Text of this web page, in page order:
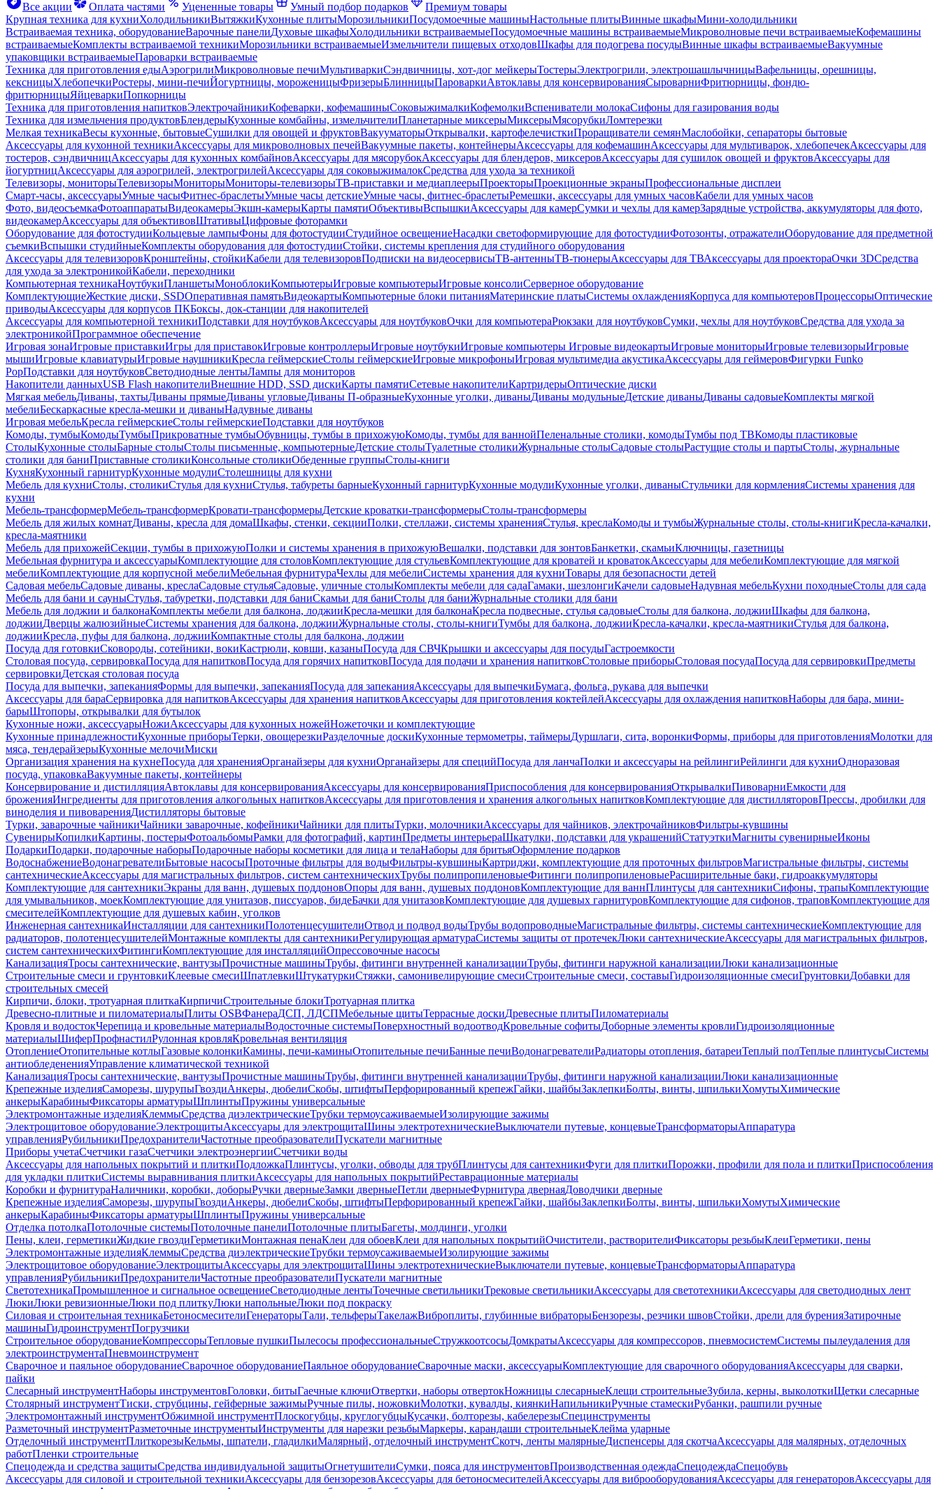
Все акции
Оплата частями Уцененные товары Умный подбор подарков
Премиум товары
Крупная техника для кухниХолодильникиВытяжкиКухонные плитыМорозильникиПосудомоечные машиныНастольные плитыВинные шкафыМини-холодильники
Встраиваемая техника, оборудованиеВарочные панелиДуховые шкафыХолодильники встраиваемыеПосудомоечные машины встраиваемыеМикроволновые печи встраиваемыеКофемашины
встраиваемыеКомплекты встраиваемой техникиМорозильники встраиваемыеИзмельчители пищевых отходовШкафы для подогрева посудыВинные шкафы встраиваемыеВакуумные
упаковщики встраиваемыеПароварки встраиваемые
Техника для приготовления едыАэрогрилиМикроволновые печиМультиваркиСэндвичницы, хот-дог мейкерыТостерыЭлектрогрили, электрошашлычницыВафельницы, орешницы,
кексницыХлебопечкиРостеры, мини-печиЙогуртницы, мороженицыФризерыБлинницыПароваркиАвтоклавы для консервированияСыроварниФритюрницы, фондю-
фритюрницыЯйцеваркиПопкорницы
Техника для приготовления напитковЭлектрочайникиКофеварки, кофемашиныСоковыжималкиКофемолкиВспениватели молокаСифоны для газирования воды
Техника для измельчения продуктовБлендерыКухонные комбайны, измельчителиПланетарные миксерыМиксерыМясорубкиЛомтерезки
Мелкая техникаВесы кухонные, бытовыеСушилки для овощей и фруктовВакууматорыОткрывалки, картофелечисткиПроращиватели семянМаслобойки, сепараторы бытовые
Аксессуары для кухонной техникиАксессуары для микроволновых печейВакуумные пакеты, контейнерыАксессуары для кофемашинАксессуары для мультиварок, хлебопечекАксессуары для
тостеров, сэндвичницАксессуары для кухонных комбайновАксессуары для мясорубокАксессуары для блендеров, миксеровАксессуары для сушилок овощей и фруктовАксессуары для
йогуртницАксессуары для аэрогрилей, электрогрилейАксессуары для соковыжималокСредства для ухода за техникой
Телевизоры, мониторыТелевизорыМониторыМониторы-телевизорыТВ-приставки и медиаплеерыПроекторыПроекционные экраныПрофессиональные дисплеи
Смарт-часы, аксессуарыУмные часыФитнес-браслетыУмные часы детскиеУмные часы, фитнес-браслетыРемешки, аксессуары для умных часовКабели для умных часов
Фото, видеосъемкаФотоаппаратыВидеокамерыЭкшн-камерыКарты памятиОбъективыВспышкиАксессуары для камерСумки и чехлы для камерЗарядные устройства, аккумуляторы для фото,
видеокамерАксессуары для объективовШтативыЦифровые фоторамки
Оборудование для фотостудииКольцевые лампыФоны для фотостудииСтудийное освещениеНасадки светоформирующие для фотостудииФотозонты, отражателиОборудование для предметной
съемкиВспышки студийныеКомплекты оборудования для фотостудииСтойки, системы крепления для студийного оборудования
Аксессуары для телевизоровКронштейны, стойкиКабели для телевизоровПодписки на видеосервисыТВ-антенныТВ-тюнерыАксессуары для ТВАксессуары для проектораОчки 3DСредства
для ухода за электроникойКабели, переходники
Компьютерная техникаНоутбукиПланшетыМоноблокиКомпьютерыИгровые компьютерыИгровые консолиСерверное оборудование
КомплектующиеЖесткие диски, SSDОперативная памятьВидеокартыКомпьютерные блоки питанияМатеринские платыСистемы охлажденияКорпуса для компьютеровПроцессорыОптические
приводыАксессуары для корпусов ПКБоксы, док-станции для накопителей
Аксессуары для компьютерной техникиПодставки для ноутбуковАксессуары для ноутбуковОчки для компьютераРюкзаки для ноутбуковСумки, чехлы для ноутбуковСредства для ухода за
электроникойПрограммное обеспечение
Игровая зонаИгровые приставкиИгры для приставокИгровые контроллерыИгровые ноутбукиИгровые компьютеры Игровые видеокартыИгровые мониторыИгровые телевизорыИгровые
мышиИгровые клавиатурыИгровые наушникиКресла геймерскиеСтолы геймерскиеИгровые микрофоныИгровая мультимедиа акустикаАксессуары для геймеровФигурки Funko
PopПодставки для ноутбуковСветодиодные лентыЛампы для мониторов
Накопители данныхUSB Flash накопителиВнешние HDD, SSD дискиКарты памятиСетевые накопителиКартридерыОптические диски
Мягкая мебельДиваны, тахтыДиваны прямыеДиваны угловыеДиваны П-образныеКухонные уголки, диваныДиваны модульныеДетские диваныДиваны садовыеКомплекты мягкой
мебелиБескаркасные кресла-мешки и диваныНадувные диваны
Игровая мебельКресла геймерскиеСтолы геймерскиеПодставки для ноутбуков
Комоды, тумбыКомодыТумбыПрикроватные тумбыОбувницы, тумбы в прихожуюКомоды, тумбы для ваннойПеленальные столики, комодыТумбы под ТВКомоды пластиковые
СтолыКухонные столыБарные столыСтолы письменные, компьютерныеДетские столыТуалетные столикиЖурнальные столыСадовые столыРастущие столы и партыСтолы, журнальные
столики для баниПриставные столикиКонсольные столикиОбеденные группыСтолы-книги
КухняКухонный гарнитурКухонные модулиСтолешницы для кухни
Мебель для кухниСтолы, столикиСтулья для кухниСтулья, табуреты барныеКухонный гарнитурКухонные модулиКухонные уголки, диваныСтульчики для кормленияСистемы хранения для
кухни
Мебель-трансформерМебель-трансформерКровати-трансформерыДетские кроватки-трансформерыСтолы-трансформеры
Мебель для жилых комнатДиваны, кресла для домаШкафы, стенки, секцииПолки, стеллажи, системы храненияСтулья, креслаКомоды и тумбыЖурнальные столы, столы-книгиКресла-качалки,
кресла-маятники
Мебель для прихожейСекции, тумбы в прихожуюПолки и системы хранения в прихожуюВешалки, подставки для зонтовБанкетки, скамьиКлючницы, газетницы
Мебельная фурнитура и аксессуарыКомплектующие для столовКомплектующие для стульевКомплектующие для кроватей и кроватокАксессуары для мебелиКомплектующие для мягкой
мебелиКомплектующие для корпусной мебелиМебельная фурнитураЧехлы для мебелиСистемы хранения для кухниТовары для безопасности детей
Садовая мебельСадовые диваны, креслаСадовые стульяСадовые, уличные столыКомплекты мебели для садаГамаки, шезлонгиКачели садовыеНадувная мебельКухни походныеСтолы для сада
Мебель для бани и сауныСтулья, табуретки, подставки для баниСкамьи для баниСтолы для баниЖурнальные столики для бани
Мебель для лоджии и балконаКомплекты мебели для балкона, лоджииКресла-мешки для балконаКресла подвесные, стулья садовыеСтолы для балкона, лоджииШкафы для балкона,
лоджииДверцы жалюзийныеСистемы хранения для балкона, лоджииЖурнальные столы, столы-книгиТумбы для балкона, лоджииКресла-качалки, кресла-маятникиСтулья для балкона,
лоджииКресла, пуфы для балкона, лоджииКомпактные столы для балкона, лоджии
Посуда для готовкиСковороды, сотейники, вокиКастрюли, ковши, казаныПосуда для СВЧКрышки и аксессуары для посудыГастроемкости
Столовая посуда, сервировкаПосуда для напитковПосуда для горячих напитковПосуда для подачи и хранения напитковСтоловые приборыСтоловая посудаПосуда для сервировкиПредметы
сервировкиДетская столовая посуда
Посуда для выпечки, запеканияФормы для выпечки, запеканияПосуда для запеканияАксессуары для выпечкиБумага, фольга, рукава для выпечки
Аксессуары для бараСервировка для напитковАксессуары для хранения напитковАксессуары для приготовления коктейлейАксессуары для охлаждения напитковНаборы для бара, мини-
барыШтопоры, открывалки для бутылок
Кухонные ножи, аксессуарыНожиАксессуары для кухонных ножейНожеточки и комплектующие
Кухонные принадлежностиКухонные приборыТерки, овощерезкиРазделочные доскиКухонные термометры, таймерыДуршлаги, сита, воронкиФормы, приборы для приготовленияМолотки для
мяса, тендерайзерыКухонные мелочиМиски
Организация хранения на кухнеПосуда для храненияОрганайзеры для кухниОрганайзеры для специйПосуда для ланчаПолки и аксессуары на рейлингиРейлинги для кухниОдноразовая
посуда, упаковкаВакуумные пакеты, контейнеры
Консервирование и дистилляцияАвтоклавы для консервированияАксессуары для консервированияПриспособления для консервированияОткрывалкиПивоварниЕмкости для
броженияИнгредиенты для приготовления алкогольных напитковАксессуары для приготовления и хранения алкогольных напитковКомплектующие для дистилляторовПрессы, дробилки для
виноделия и пивоваренияДистилляторы бытовые
Турки, заварочные чайникиЧайники заварочные, кофейникиЧайники для плитыТурки, молочникиАксессуары для чайников, электрочайниковФильтры-кувшины
СувенирыКопилкиКартины, постерыФотоальбомыРамки для фотографий, картинПредметы интерьераШкатулки, подставки для украшенийСтатуэткиМагниты сувенирныеИконы
ПодаркиПодарки, подарочные наборыПодарочные наборы косметики для лица и телаНаборы для бритьяОформление подарков
ВодоснабжениеВодонагревателиБытовые насосыПроточные фильтры для водыФильтры-кувшиныКартриджи, комплектующие для проточных фильтровМагистральные фильтры, системы
сантехническиеАксессуары для магистральных фильтров, систем сантехническихТрубы полипропиленовыеФитинги полипропиленовыеРасширительные баки, гидроаккумуляторы
Комплектующие для сантехникиЭкраны для ванн, душевых поддоновОпоры для ванн, душевых поддоновКомплектующие для ваннПлинтусы для сантехникиСифоны, трапыКомплектующие
для умывальников, моекКомплектующие для унитазов, писсуаров, бидеБачки для унитазовКомплектующие для душевых гарнитуровКомплектующие для сифонов, траповКомплектующие для
смесителейКомплектующие для душевых кабин, уголков
Инженерная сантехникаИнсталляции для сантехникиПолотенцесушителиОтвод и подвод водыТрубы водопроводныеМагистральные фильтры, системы сантехническиеКомплектующие для
радиаторов, полотенцесушителейМонтажные комплекты для сантехникиРегулирующая арматураСистемы защиты от протечекЛюки сантехническиеАксессуары для магистральных фильтров,
систем сантехническихФитингиКомплектующие для инсталляцийОпрессовочные насосы
КанализацияТросы сантехнические, вантузыПрочистные машиныТрубы, фитинги внутренней канализацииТрубы, фитинги наружной канализацииЛюки канализационные
Строительные смеси и грунтовкиКлеевые смесиШпатлевкиШтукатуркиСтяжки, самонивелирующие смесиСтроительные смеси, составыГидроизоляционные смесиГрунтовкиДобавки для
строительных смесей
Кирпичи, блоки, тротуарная плиткаКирпичиСтроительные блокиТротуарная плитка
Древесно-плитные и пиломатериалыПлиты OSBФанераДСП, ЛДСПМебельные щитыТеррасные доскиДревесные плитыПиломатериалы
Кровля и водостокЧерепица и кровельные материалыВодосточные системыПоверхностный водоотводКровельные софитыДоборные элементы кровлиГидроизоляционные
материалыШиферПрофнастилРулонная кровляКровельная вентиляция
ОтоплениеОтопительные котлыГазовые колонкиКамины, печи-каминыОтопительные печиБанные печиВодонагревателиРадиаторы отопления, батареиТеплый полТеплые плинтусыСистемы
антиобледененияУправление климатической техникой
КанализацияТросы сантехнические, вантузыПрочистные машиныТрубы, фитинги внутренней канализацииТрубы, фитинги наружной канализацииЛюки канализационные
Крепежные изделияСаморезы, шурупыГвоздиАнкеры, дюбелиСкобы, штифтыПерфорированный крепежГайки, шайбыЗаклепкиБолты, винты, шпилькиХомутыХимические
анкерыКарабиныФиксаторы арматурыШплинтыПружины универсальные
Электромонтажные изделияКлеммыСредства диэлектрическиеТрубки термоусаживаемыеИзолирующие зажимы
Электрощитовое оборудованиеЭлектрощитыАксессуары для электрощитаШины электротехническиеВыключатели путевые, концевыеТрансформаторыАппаратура
управленияРубильникиПредохранителиЧастотные преобразователиПускатели магнитные
Приборы учетаСчетчики газаСчетчики электроэнергииСчетчики воды
Аксессуары для напольных покрытий и плиткиПодложкаПлинтусы, уголки, обводы для трубПлинтусы для сантехникиФуги для плиткиПорожки, профили для пола и плиткиПриспособления
для укладки плиткиСистемы выравнивания плиткиАксессуары для напольных покрытийРеставрационные материалы
Коробки и фурнитураНаличники, коробки, доборыРучки дверныеЗамки дверныеПетли дверныеФурнитура двернаяДоводчики дверные
Крепежные изделияСаморезы, шурупыГвоздиАнкеры, дюбелиСкобы, штифтыПерфорированный крепежГайки, шайбыЗаклепкиБолты, винты, шпилькиХомутыХимические
анкерыКарабиныФиксаторы арматурыШплинтыПружины универсальные
Отделка потолкаПотолочные системыПотолочные панелиПотолочные плитыБагеты, молдинги, уголки
Пены, клеи, герметикиЖидкие гвоздиГерметикиМонтажная пенаКлеи для обоевКлеи для напольных покрытийОчистители, растворителиФиксаторы резьбыКлеиГерметики, пены
Электромонтажные изделияКлеммыСредства диэлектрическиеТрубки термоусаживаемыеИзолирующие зажимы
Электрощитовое оборудованиеЭлектрощитыАксессуары для электрощитаШины электротехническиеВыключатели путевые, концевыеТрансформаторыАппаратура
управленияРубильникиПредохранителиЧастотные преобразователиПускатели магнитные
СветотехникаПромышленное и сигнальное освещениеСветодиодные лентыТочечные светильникиТрековые светильникиАксессуары для светотехникиАксессуары для светодиодных лент
ЛюкиЛюки ревизионныеЛюки под плиткуЛюки напольныеЛюки под покраску
Силовая и строительная техникаБетоносмесителиГенераторыТали, тельферыТакелажВиброплиты, глубинные вибраторыБензорезы, резчики швовСтойки, дрели для буренияЗатирочные
машиныГидроинструментПогрузчики
Строительное оборудованиеКомпрессорыТепловые пушкиПылесосы профессиональныеСтружкоотсосыДомкратыАксессуары для компрессоров, пневмосистемСистемы пылеудаления для
электроинструментаПневмоинструмент
Сварочное и паяльное оборудованиеСварочное оборудованиеПаяльное оборудованиеСварочные маски, аксессуарыКомплектующие для сварочного оборудованияАксессуары для сварки,
пайки
Слесарный инструментНаборы инструментовГоловки, битыГаечные ключиОтвертки, наборы отвертокНожницы слесарныеКлещи строительныеЗубила, керны, выколоткиЩетки слесарные
Столярный инструментТиски, струбцины, гейферные зажимыРучные пилы, ножовкиМолотки, кувалды, киянкиНапильникиРучные стамескиРубанки, рашпили ручные
Электромонтажный инструментОбжимной инструментПлоскогубцы, круглогубцыКусачки, болторезы, кабелерезыСпецинструменты
Разметочный инструментРазметочные инструментыИнструменты для нарезки резьбыМаркеры, карандаши строительныеКлейма ударные
Отделочный инструментПлиткорезыКельмы, шпатели, гладилкиМалярный, отделочный инструментСкотч, ленты малярныеДиспенсеры для скотчаАксессуары для малярных, отделочных
работПленки строительные
Спецодежда и средства защитыСредства индивидуальной защитыОгнетушителиСумки, пояса для инструментовПроизводственная одеждаСпецодеждаСпецобувь
Аксессуары для силовой и строительной техникиАксессуары для бензорезовАксессуары для бетоносмесителейАксессуары для виброоборудованияАксессуары для генераторовАксессуары для